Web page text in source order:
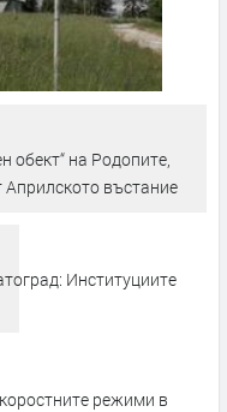
обект“ на Родопите,
въстание
Институциите
режими в